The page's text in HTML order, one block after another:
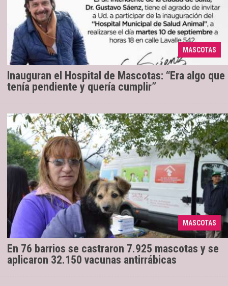
MASCOTAS
Inauguran el Hospital de Mascotas: “Era algo que
tenía pendiente y quería cumplir”
10/09/2019 Así lo dijo el intendente de Capital,
Gustavo Sáenz en referencia a la obra que inició en
marzo y abrirá sus puertas este martes. “Me había
compromet ...
MASCOTAS
En 76 barrios se castraron 7.925 mascotas y se
aplicaron 32.150 vacunas antirrábicas
17/07/2019 Además de las intervenciones
quirúrgicas en los móviles quirúrgicos y las sedes
fijas, se trabaja en el Centro de Adopciones Nicolás
Mancilla y en la ...